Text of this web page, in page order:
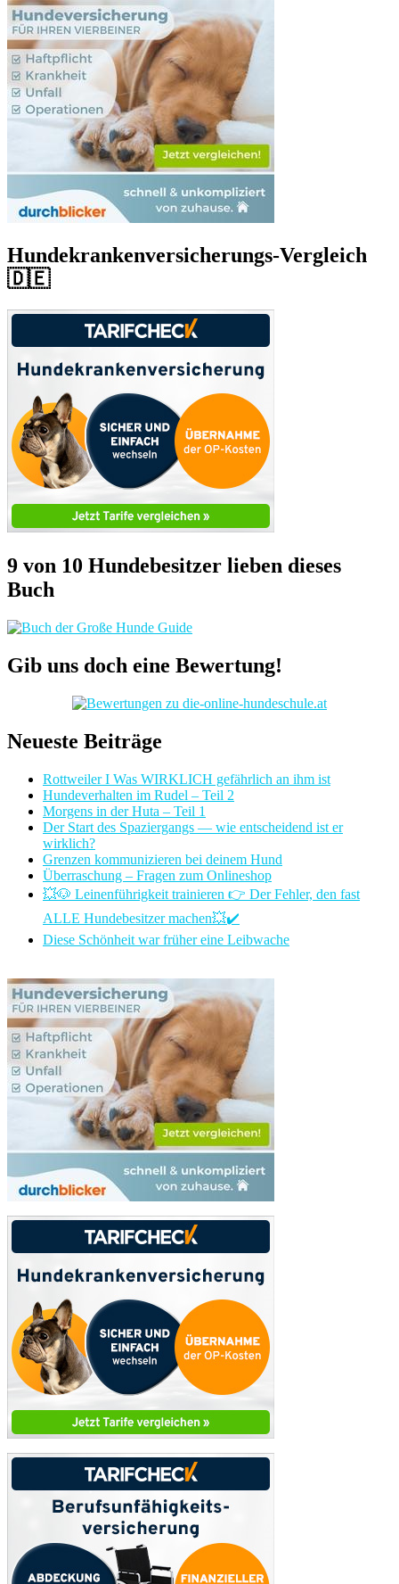
Hundekrankenversicherungs-Vergleich
🇩🇪
9 von 10 Hundebesitzer lieben dieses
Buch
Gib uns doch eine Bewertung!
Neueste Beiträge
Rottweiler I Was WIRKLICH gefährlich an ihm ist
Hundeverhalten im Rudel – Teil 2
Morgens in der Huta – Teil 1
Der Start des Spaziergangs — wie entscheidend ist er
wirklich?
Grenzen kommunizieren bei deinem Hund
Überraschung – Fragen zum Onlineshop
💥🐶 Leinenführigkeit trainieren 👉 Der Fehler, den fast
ALLE Hundebesitzer machen💥✔️
Diese Schönheit war früher eine Leibwache